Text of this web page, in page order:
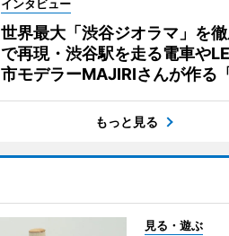
インタビュー
世界最大「渋谷ジオラマ」を
で再現・渋谷駅を走る電車や
市モデラーMAJIRIさんが作る
もっと見る
見る・遊ぶ